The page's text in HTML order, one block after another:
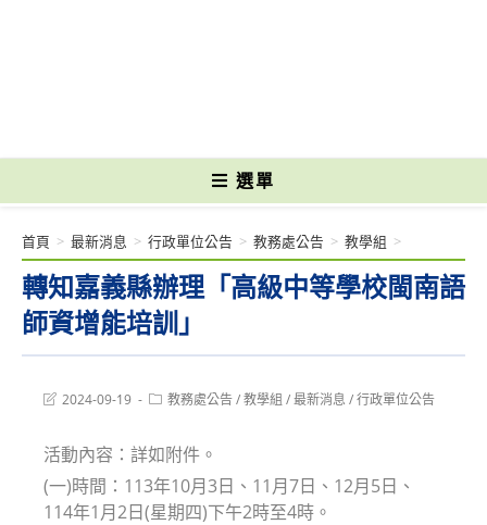
選單
轉知嘉義縣辦理「高級中等學校閩南語
師資增能培訓」
首頁 > 最新消息 > 行政單位公告 > 教務處公告 > 教學組 >
Post2024-09-19
Post教務處公告/教學組 /最新消息 /行政單位公告
活動內容：詳如附件。
(一)時間：113年10月3日、11月7日、12月5日、
114年1月2日(星期四)下午2時至4時。